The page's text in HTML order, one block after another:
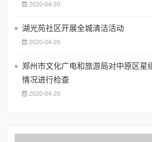
2020-04-20
湖光苑社区开展全城清洁活动
2020-04-20
郑州市文化广电和旅游局对中原区星
情况进行检查
2020-04-20